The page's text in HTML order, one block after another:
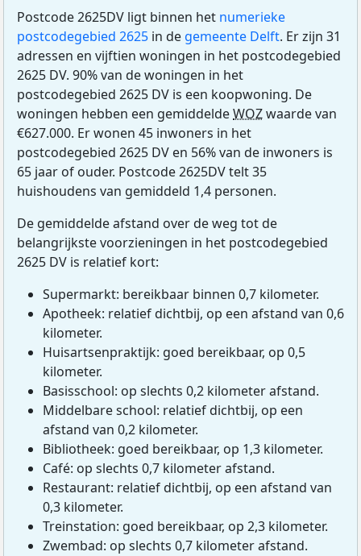
Postcode 2625DV ligt binnen het numerieke
postcodegebied 2625 in de gemeente Delft. Er zijn 31
adressen en vijftien woningen in het postcodegebied
2625 DV. 90% van de woningen in het
postcodegebied 2625 DV is een koopwoning. De
woningen hebben een gemiddeldeWOZwaarde van
€627.000. Er wonen 45 inwoners in het
postcodegebied 2625 DV en 56% van de inwoners is
65 jaar of ouder. Postcode 2625DV telt 35
huishoudens van gemiddeld 1,4 personen.
De gemiddelde afstand over de weg tot de
belangrijkste voorzieningen in het postcodegebied
2625 DV is relatief kort:
Supermarkt: bereikbaar binnen 0,7 kilometer.
Apotheek: relatief dichtbij, op een afstand van 0,6
kilometer.
Huisartsenpraktijk: goed bereikbaar, op 0,5
kilometer.
Basisschool: op slechts 0,2 kilometer afstand.
Middelbare school: relatief dichtbij, op een
afstand van 0,2 kilometer.
Bibliotheek: goed bereikbaar, op 1,3 kilometer.
Café: op slechts 0,7 kilometer afstand.
Restaurant: relatief dichtbij, op een afstand van
0,3 kilometer.
Treinstation: goed bereikbaar, op 2,3 kilometer.
Zwembad: op slechts 0,7 kilometer afstand.